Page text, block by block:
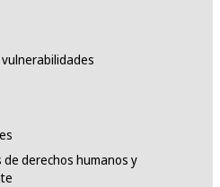
derechos humanos y